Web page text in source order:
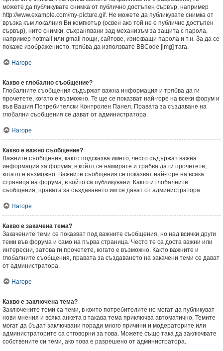
можете да публикувате снимка от публично достъпен сървър, например
http://www.example.com/my-picture.gif. Не можете да публикувате снимка от
връзка към локалния Ви компютър (освен ако той не е публично достъпен
сървър), нито снимки, съхранявани зад механизъм за защита с парола,
например hotmail или gmail пощи, сайтове, изискващи парола и т.н. За да се
покаже изображението, трябва да използвате BBCode [img] тага.
Нагоре
Какво е глобално съобщение?
Глобалните съобщения съдържат важна информация и трябва да ги
прочетете, когато е възможно. Те ще се показват най-горе на всеки форум и
във Вашия Потребителски Контролен Панел. Правата за създаване на
глобални съобщения се дават от администратора.
Нагоре
Какво е важно съобщение?
Важните съобщения, както подсказва името, често съдържат важна
информация за форума, в който се намирате и трябва да ги прочетете,
когато е възможно. Важните съобщения се показват най-горе на всяка
страница на форума, в който са публикувани. Както и глобалните
съобщения, правата за създаването им се дават от администратора.
Нагоре
Какво е закачена тема?
Закачените теми се показват под важните съобщения, но над всички други
теми във форума и само на първа страница. Често те са доста важни или
интересни, затова ги прочетете, когато е възможно. Както важните и
глобалните съобщения, правата за създаването на закачени теми се дават
от администратора.
Нагоре
Какво е заключена тема?
Заключените теми са теми, в които потребителите не могат да публикуват
нови мнения и всяка анкета в такава тема приключва автоматично. Темите
могат да бъдат заключвани поради много причини и модераторите или
администраторите са отговорни за това. Можете също така да заключвате
собствените си теми, ако това е разрешено от администратора.